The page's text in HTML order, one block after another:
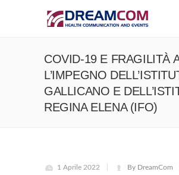
COVID-19 E FRAGILITÀ
L’IMPEGNO
GALLICANO E
REGINA ELENA (IFO)
1 Aprile 2022 By DreamCom